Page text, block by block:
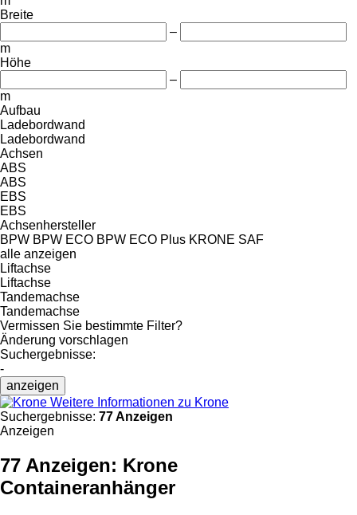
Breite
–
m
Höhe
–
m
Aufbau
Ladebordwand
Ladebordwand
Achsen
ABS
ABS
EBS
EBS
Achsenhersteller
BPW BPW ECO BPW ECO Plus KRONE SAF
alle anzeigen
Liftachse
Liftachse
Tandemachse
Tandemachse
Vermissen Sie bestimmte Filter?
Änderung vorschlagen
Suchergebnisse:
-
anzeigen
Weitere Informationen zu Krone
Suchergebnisse: 77 Anzeigen
Anzeigen
77 Anzeigen: Krone
Containeranhänger